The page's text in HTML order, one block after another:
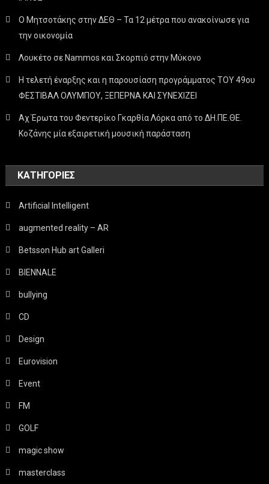
Ο Μητσοτάκης στην ΔΕΘ – Τα 12 μέτρα που ανακοίνωσε για
την οικονομία
Λουκέτο σε Nammos και Σκορπιό στην Μύκονο
Η τελετή έναρξης και η παρουσίαση προγράμματος ΤΟΥ 49ου
ΦΕΣΤΙΒΑΛ ΟΛΥΜΠΟΥ, ΞΕΠΕΡΝΑ ΚΑΙ ΣΥΝΕΧΙΖΕΙ
Αχ Έρωτα του Φεντερίκο Γκαρθία Λόρκα από το ΔΗ.ΠΕ.ΘΕ.
Κοζάνης μία εξαιρετική μουσική παράσταση
KΑΤΗΓΟΡΊΕΣ
Artificial Intelligent
augmented reality – AR
Betsson Hub art Galleri
BIENNALE
bullying
CD
Design
Eurovision
Event
FM
GOLF
magic show
masterclass